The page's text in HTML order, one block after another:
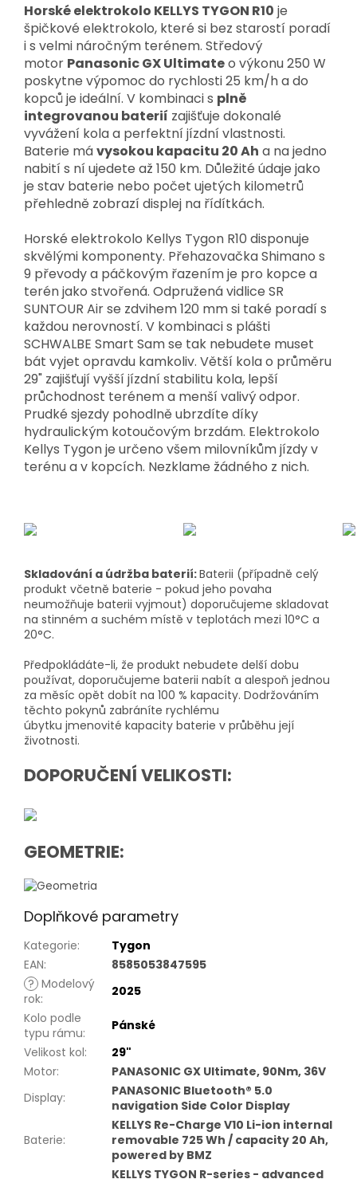
Horské elektrokolo KELLYS TYGON R10 je
špičkové elektrokolo, které si bez starostí poradí
i s velmi náročným terénem. Středový
motor Panasonic GX Ultimateo výkonu 250 W
poskytne výpomoc do rychlosti 25 km/h a do
kopců je ideální. V kombinaci s plně
integrovanou baterií zajišťuje dokonalé
vyvážení kola a perfektní jízdní vlastnosti.
Baterie mávysokou kapacitu 20 Ah a na jedno
nabití s ní ujedete až 150 km. Důležité údaje jako
je stav baterie nebo počet ujetých kilometrů
přehledně zobrazí displej na řídítkách.
Horské elektrokolo Kellys Tygon R10 disponuje
skvělými komponenty. Přehazovačka Shimano s
9 převody a páčkovým řazením je pro kopce a
terén jako stvořená. Odpružená vidlice SR
SUNTOUR Air se zdvihem 120 mm si také poradí s
každou nerovností. V kombinaci s plášti
SCHWALBE Smart Samse tak nebudete muset
bát vyjet opravdu kamkoliv. Větší kola o průměru
29" zajišťují vyšší jízdní stabilitu kola, lepší
průchodnost terénem a menší valivý odpor.
Prudké sjezdy pohodlně ubrzdíte díky
hydraulickým kotoučovým brzdám. Elektrokolo
Kellys Tygon je určeno všem milovníkům jízdy v
terénu a v kopcích. Nezklame žádného z nich.
Skladování a údržba baterií:Baterii (případně celý
produkt včetně baterie - pokud jeho povaha
neumožňuje baterii vyjmout) doporučujeme skladovat
na stinném a suchém místě v teplotách mezi 10°C a
20°C.
Předpokládáte-li, že produkt nebudete delší dobu
používat, doporučujeme baterii nabít a alespoň jednou
za měsíc opět dobít na 100 % kapacity. Dodržováním
těchto pokynů zabráníte rychlému
úbytku jmenovité kapacity baterie v průběhu její
životnosti.
DOPORUČENÍ VELIKOSTI:
GEOMETRIE:
Doplňkové parametry
Kategorie:
Tygon
EAN:
8585053847595
? Modelový
rok:
2025
Kolo podle
typu rámu:
Pánské
Velikost kol:
29"
Motor:
PANASONIC GX Ultimate, 90Nm, 36V
Display:
PANASONIC Bluetooth® 5.0
navigation Side Color Display
Baterie:
KELLYS Re-Charge V10 Li-ion internal
removable 725 Wh / capacity 20 Ah,
powered by BMZ
KELLYS TYGON R-series - advanced